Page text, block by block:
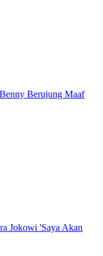
Berujung Maaf
Jokowi 'Saya Akan